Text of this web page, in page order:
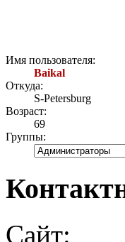
Имя пользователя:
Baikal
Откуда:
S-Petersburg
Возраст:
69
Группы:
Сайт: